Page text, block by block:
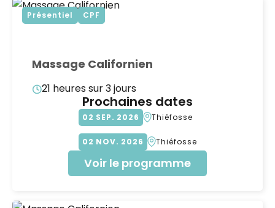
Présentiel CPF
Massage Californien
21 heures sur 3 jours
Prochaines dates
02 SEP 2026 Thiéfosse
02 NOV 2026 Thiéfosse
Voir le programme